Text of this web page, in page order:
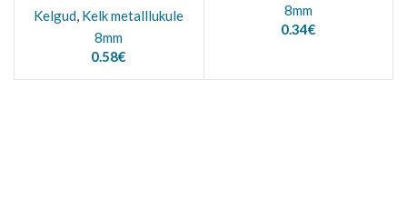
Kelgud Kelk metalllukule
8mm
0.58€
8mm
0.34€